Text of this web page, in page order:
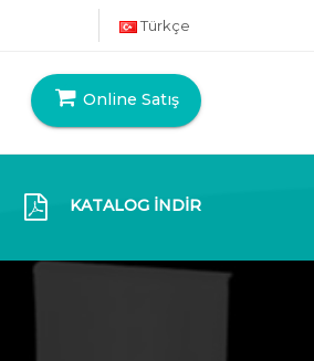
Türkçe
Online Satış
KATALOG İNDİR